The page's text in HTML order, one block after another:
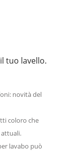
tuo lavello.
novità del
coloro che
attuali.
lavabo può